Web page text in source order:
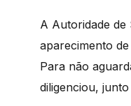
A Autoridade de
aparecimento
Para não
diligenciou,